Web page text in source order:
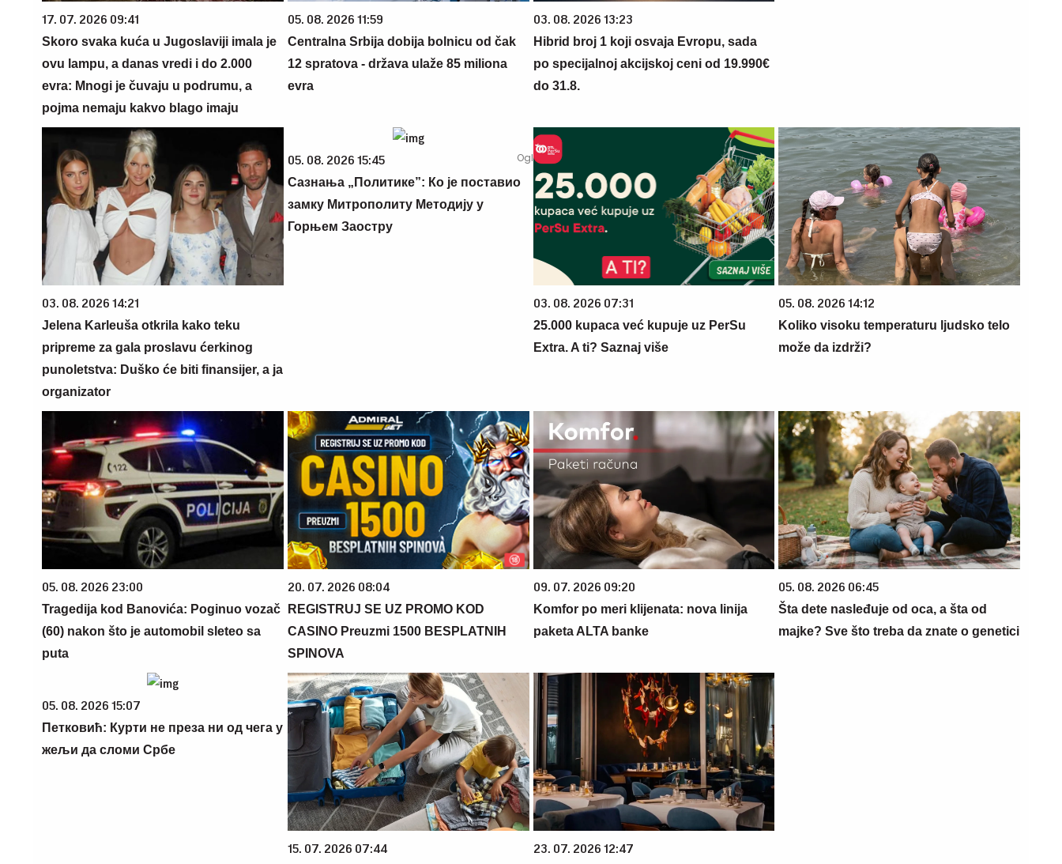
17. 07. 2026 09:41
Skoro svaka kuća u Jugoslaviji imala je
ovu lampu, a danas vredi i do 2.000
evra: Mnogi je čuvaju u podrumu, a
pojma nemaju kakvo blago imaju
05. 08. 2026 11:59
Centralna Srbija dobija bolnicu od čak
12 spratova - država ulaže 85 miliona
evra
03. 08. 2026 13:23
Hibrid broj 1 koji osvaja Evropu, sada
po specijalnoj akcijskoj ceni od 19.990€
do 31.8.
03. 08. 2026 14:21
Jelena Karleuša otkrila kako teku
pripreme za gala proslavu ćerkinog
punoletstva: Duško će biti finansijer, a ja
organizator
05. 08. 2026 15:45
Сазнања „Политике”: Ко је поставио
замку Митрополиту Методију у
Горњем Заостру
03. 08. 2026 07:31
25.000 kupaca već kupuje uz PerSu
Extra. A ti? Saznaj više
05. 08. 2026 14:12
Koliko visoku temperaturu ljudsko telo
može da izdrži?
05. 08. 2026 23:00
Tragedija kod Banovića: Poginuo vozač
(60) nakon što je automobil sleteo sa
puta
20. 07. 2026 08:04
REGISTRUJ SE UZ PROMO KOD
CASINO Preuzmi 1500 BESPLATNIH
SPINOVA
09. 07. 2026 09:20
Komfor po meri klijenata: nova linija
paketa ALTA banke
05. 08. 2026 06:45
Šta dete nasleđuje od oca, a šta od
majke? Sve što treba da znate o genetici
05. 08. 2026 15:07
Петковић: Курти не преза ни од чега у
жељи да сломи Србе
15. 07. 2026 07:44 23. 07. 2026 12:47